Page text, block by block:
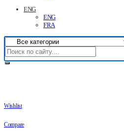
ENG
ENG
FRA
Wishlist
Compare